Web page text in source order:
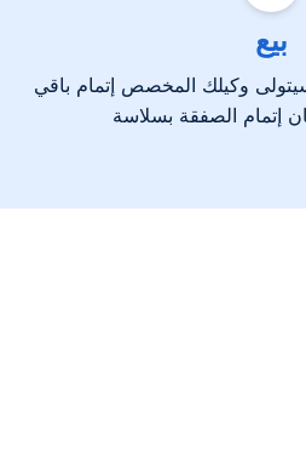
بيع
وكيلك المخصص إتمام باقي